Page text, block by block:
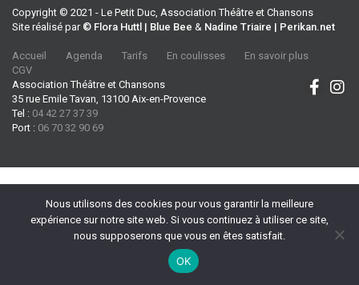
Copyright © 2021 - Le Petit Duc, Association Théâtre et Chansons
Site réalisé par © Flora Huttl | Blue Bee & Nadine Triaire | Perikan.net
Accueil Agenda Tarifs En coulisses
En savoir plus
CGV
Association Théâtre et Chansons
35 rue Emile Tavan, 13100 Aix-en-Provence
Tel : 04 42 27 37 39
Port : 06 70 32 90 69
Nous utilisons des cookies pour vous garantir la meilleure
expérience sur notre site web. Si vous continuez à utiliser ce site,
nous supposerons que vous en êtes satisfait.
OK